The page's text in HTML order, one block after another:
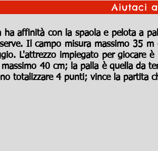
Aiutaci
ha affinità con la spaolae pelota a
Il campo misura massimo 35
L'attrezzo impiegato per giocare
40 cm; la palla è quella da
totalizzare 4 punti; vince la partita